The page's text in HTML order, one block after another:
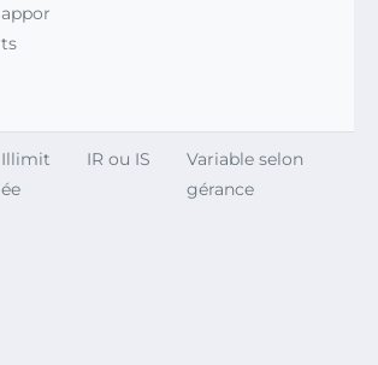
appor
ts
Illimit
ée
IR ou IS
Variable selon
gérance